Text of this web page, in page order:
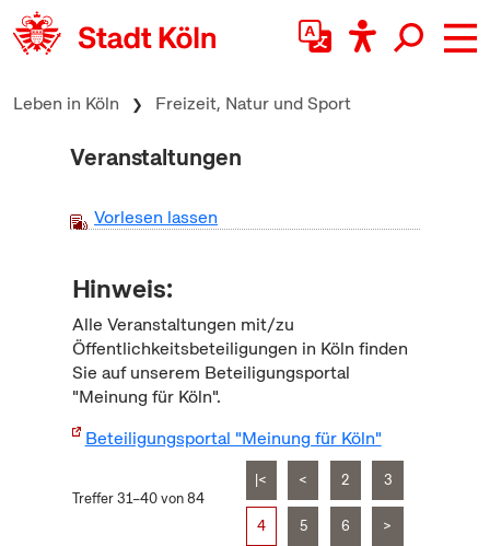
zum Inhalt springen
Leben in Köln Freizeit, Natur und Sport
Veranstaltungen
Vorlesen lassen
Hinweis:
Alle Veranstaltungen mit/zu
Öffentlichkeitsbeteiligungen in Köln finden
Sie auf unserem Beteiligungsportal
"Meinung für Köln".
Beteiligungsportal "Meinung für Köln"
Treffer 31–40 von 84
|< < 2 3
4 5 6 >